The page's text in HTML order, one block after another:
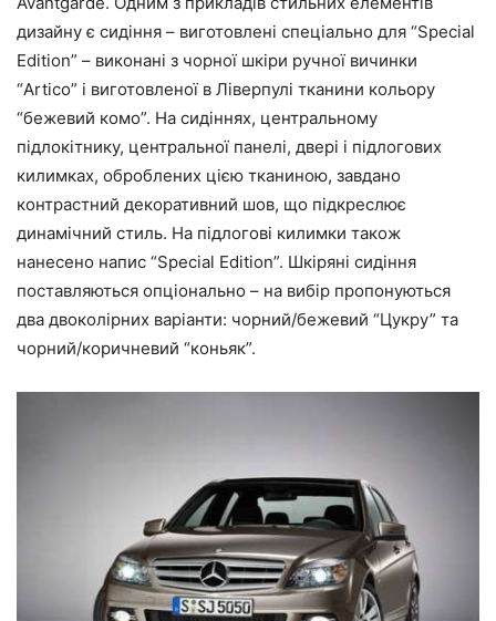
дизайну є сидіння – виготовлені спеціально для “Special
Edition” – виконані з чорної шкіри ручної вичинки
“Artico” і виготовленої в Ліверпулі тканини кольору
“бежевий комо”. На сидіннях, центральному
підлокітнику, центральної панелі, двері і підлогових
килимках, оброблених цією тканиною, завдано
контрастний декоративний шов, що підкреслює
динамічний стиль. На підлогові килимки також
нанесено напис “Special Edition”. Шкіряні сидіння
поставляються опціонально – на вибір пропонуються
два двоколірних варіанти: чорний/бежевий “Цукру” та
чорний/коричневий “коньяк”.